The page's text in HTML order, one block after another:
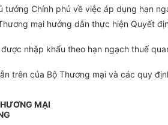
Chính phủ về việc áp dụng hạn
mại hướng dẫn thực hiện Quyết
nhập khẩu theo hạn ngạch thuế
trên của Bộ Thương mại và các quy
MẠI